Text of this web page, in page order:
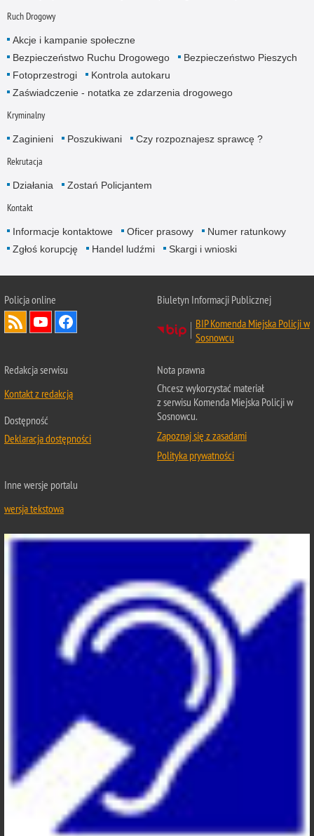
Ruch Drogowy
Akcje i kampanie społeczne
Bezpieczeństwo Ruchu Drogowego
Bezpieczeństwo Pieszych
Fotoprzestrogi
Kontrola autokaru
Zaświadczenie - notatka ze zdarzenia drogowego
Kryminalny
Zaginieni Poszukiwani Czy rozpoznajesz sprawcę ?
Rekrutacja
Działania Zostań Policjantem
Kontakt
Informacje kontaktowe Oficer prasowy
Numer ratunkowy
Zgłoś korupcję
Handel ludźmi Skargi i wnioski
Policja online
Biuletyn Informacji Publicznej
BIP Komenda Miejska Policji w
Sosnowcu
Redakcja serwisu
Kontakt z redakcją
Dostępność
Deklaracja dostępności
Nota prawna
Chcesz wykorzystać materiał
z serwisu Komenda Miejska Policji w
Sosnowcu.
Zapoznaj się z zasadami
Polityka prywatności
Inne wersje portalu
wersja tekstowa